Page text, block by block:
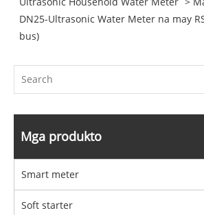
DN25-Ultrasonic Water Meter na may
bus)
Mga produkto
Smart meter
Soft starter